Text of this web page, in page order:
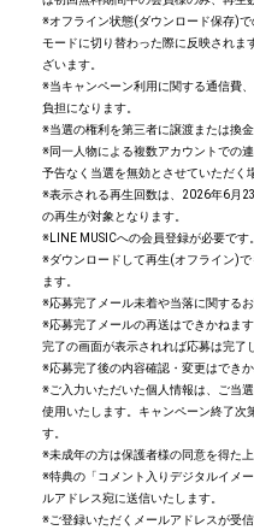
※オフライン状態(ダウンロード保存)
モードに切り替わった際に反映されま
ざいます。
※当キャンペーン利用に関する通信費
負担になります。
※当選の権利を第三者に譲渡または換
※同一人物による複数アカウントでの
予告なく当選を無効とさせていただく
※表示される再生回数は、2026年6月
の再生が対象となります。
※LINE MUSICへの会員登録が必要です。
※ダウンロードして再生(オフライン)
ます。
※応募完了メール未着や当落に関する
※応募完了メールの再送はできかねま
完了の画面が表示されれば応募は完了
※応募完了後の内容確認・変更はでき
※ご入力いただいた個人情報は、ご当
使用いたします。キャンペーン終了次
す。
※未成年の方は保護者様の同意を得た上
※特典の「コメント入りデジタルイメ
ルアドレス宛に送信いたします。
※ご登録いただくメールアドレスが受